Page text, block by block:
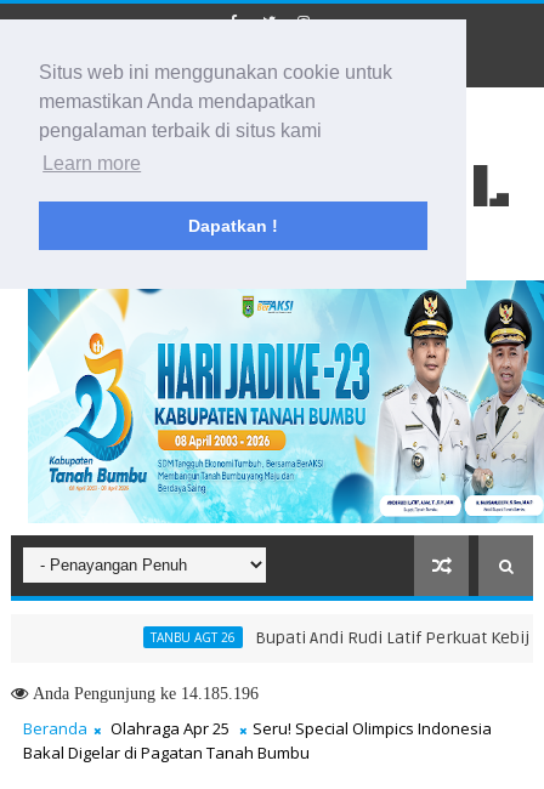
Situs web ini menggunakan cookie untuk
memastikan Anda mendapatkan
pengalaman terbaik di situs kami
Learn more
Dapatkan !
BIDIK KALSEL
Membidik Ke Segala Arah
TANBU AGT 26 Bupati Andi Rudi Latif Perkuat Kebijakan
AndaPengunjung ke 14.185.196
Beranda Olahraga Apr 25
Seru! Special Olimpics Indonesia
Bakal Digelar di Pagatan Tanah Bumbu